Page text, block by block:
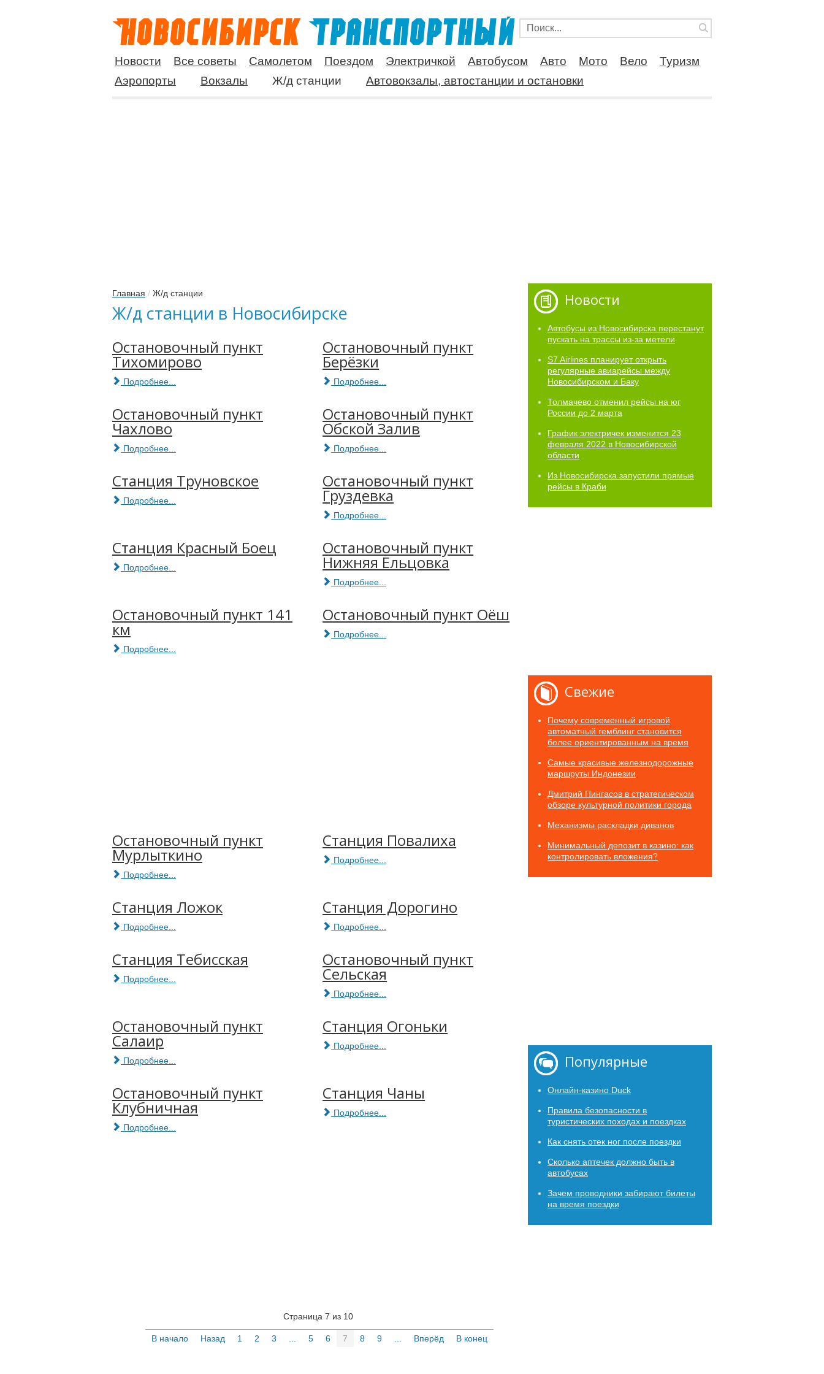
Новости Все советы Самолетом Поездом Электричкой Автобусом Авто Мото Вело
Туризм
Аэропорты
Вокзалы Ж/д станции Автовокзалы, автостанции и остановки
Главная / Ж/д станции
Ж/д станции в Новосибирске
Остановочный пункт
Тихомирово
Подробнее...
Остановочный пункт
Берёзки
Подробнее...
Остановочный пункт
Чахлово
Подробнее...
Остановочный пункт
Обской Залив
Подробнее...
Станция Труновское
Подробнее...
Остановочный пункт
Груздевка
Подробнее...
Станция Красный Боец
Подробнее...
Остановочный пункт
Нижняя Ельцовка
Подробнее...
Остановочный пункт 141
км
Подробнее...
Остановочный пункт Оёш
Подробнее...
Остановочный пункт
Мурлыткино
Подробнее...
Станция Повалиха
Подробнее...
Станция Ложок
Подробнее...
Станция Дорогино
Подробнее...
Станция Тебисская
Подробнее...
Остановочный пункт
Сельская
Подробнее...
Остановочный пункт
Салаир
Подробнее...
Станция Огоньки
Подробнее...
Остановочный пункт
Клубничная
Подробнее...
Станция Чаны
Подробнее...
Страница 7 из 10
В начало Назад 1 2 3 5 6 7 8 9 Вперёд В конец
Новости
Автобусы из Новосибирска перестанут
пускать на трассы из-за метели
S7 Airlines планирует открыть
регулярные авиарейсы между
Новосибирском и Баку
Толмачево отменил рейсы на юг
России до 2 марта
График электричек изменится 23
февраля 2022 в Новосибирской
области
Из Новосибирска запустили прямые
рейсы в Краби
Свежие
Почему современный игровой
автоматный гемблинг становится
более ориентированным на время
Самые красивые железнодорожные
маршруты Индонезии
Дмитрий Пингасов в стратегическом
обзоре культурной политики города
Механизмы раскладки диванов
Минимальный депозит в казино: как
контролировать вложения?
Популярные
Онлайн-казино Duck
Правила безопасности в
туристических походах и поездках
Как снять отек ног после поездки
Сколько аптечек должно быть в
автобусах
Зачем проводники забирают билеты
на время поездки